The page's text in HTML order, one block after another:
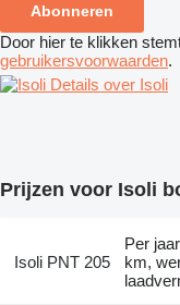
Abonneren
Door hier te klikken
gebruikersvoorwaarden.
Details over Isoli
Prijzen voor Isoli
Isoli PNT 205
Per
km,